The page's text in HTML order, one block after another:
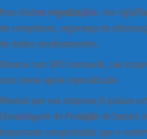
Para muitas organizações, isso
de compliance, segurança da
de dados imediatamente.
Mesmo com DPO nomeado, sua
com nosso apoio especializado
Mesmo que sua empresa já possua
(Encarregado de Proteção de Dados)
importante compreender que a